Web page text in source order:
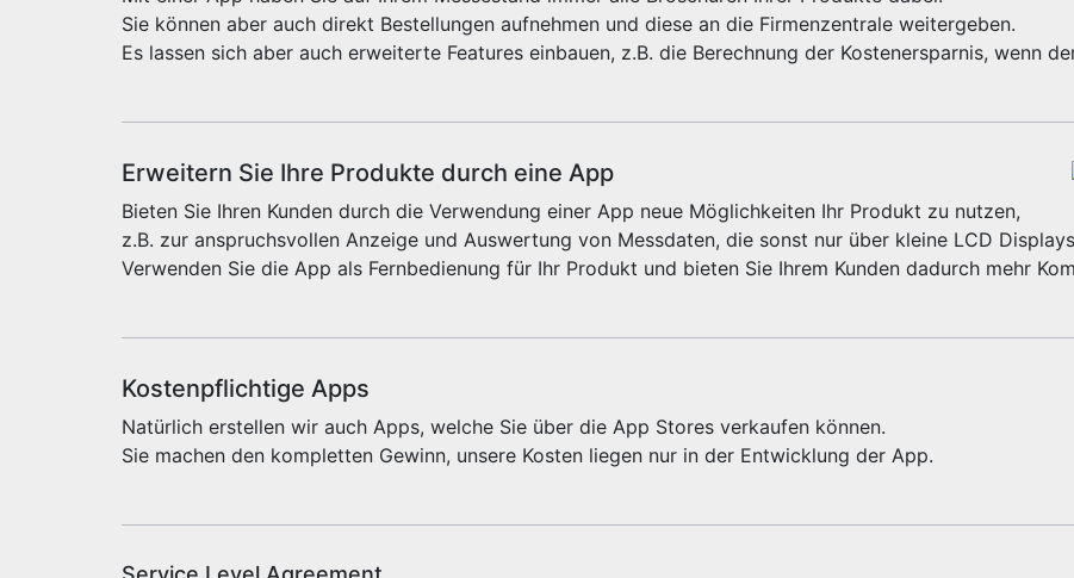
Sie können aber auch direkt Bestellungen aufnehmen und diese an die Firmenzentrale weitergeben.
Es lassen sich aber auch erweiterte Features einbauen, z.B. die Berechnung der Kostenersparnis, wenn
Erweitern Sie Ihre Produkte durch eine App
Bieten Sie Ihren Kunden durch die Verwendung einer App neue Möglichkeiten Ihr Produkt zu nutzen,
z.B. zur anspruchsvollen Anzeige und Auswertung von Messdaten, die sonst nur über kleine LCD
Verwenden Sie die App als Fernbedienung für Ihr Produkt und bieten Sie Ihrem Kunden dadurch mehr
Kostenpflichtige Apps
Natürlich erstellen wir auch Apps, welche Sie über die App Stores verkaufen können.
Sie machen den kompletten Gewinn, unsere Kosten liegen nur in der Entwicklung der App.